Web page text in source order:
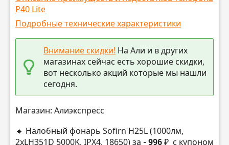
P40 Lite
Подробные технические характеристики
Внимание скидки! На Али и в других
магазинах сейчас есть хорошие скидки,
вот несколько акций которые мы нашли
сегодня.
Магазин: Алиэкспресс
🔸 Налобный фонарь Sofirn H25L (1000лм,
2хLH351D 5000K, IPX4, 18650) за - 996 ₽ с купоном